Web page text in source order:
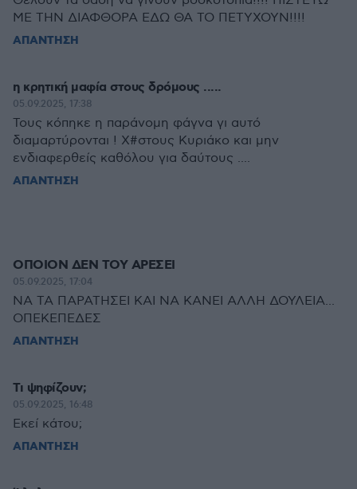
ΜΕ ΤΗΝ ΔΙΑΦΘΟΡΑ ΕΔΩ ΘΑ ΤΟ ΠΕΤΥΧΟΥΝ!!!!
ΑΠΑΝΤΗΣΗ
η κρητική μαφία στους δρόμους .....
05.09.2025, 17:38
Τους κόπηκε η παράνομη φάγνα γι αυτό
διαμαρτύρονται ! Χ#στους Κυριάκο και μην
ενδιαφερθείς καθόλου για δαύτους ....
ΑΠΑΝΤΗΣΗ
ΟΠΟΙΟΝ ΔΕΝ ΤΟΥ ΑΡΕΣΕΙ
05.09.2025, 17:04
ΝΑ ΤΑ ΠΑΡΑΤΗΣΕΙ ΚΑΙ ΝΑ ΚΑΝΕΙ ΑΛΛΗ ΔΟΥΛΕΙΑ...
ΟΠΕΚΕΠΕΔΕΣ
ΑΠΑΝΤΗΣΗ
Τι ψηφίζουν;
05.09.2025, 16:48
Εκεί κάτου;
ΑΠΑΝΤΗΣΗ